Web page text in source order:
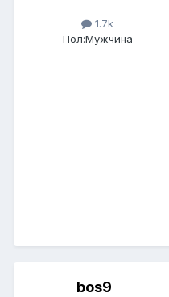
1.7k
Пол:Мужчина
bos9